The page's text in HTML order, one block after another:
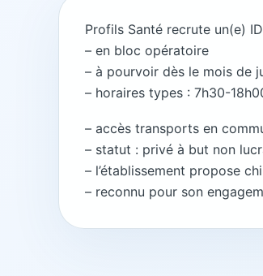
Profils Santé recrute un(e)
– en bloc opératoire
– à pourvoir dès le mois de
– horaires types : 7h30-
– accès transports en
– statut : privé à but non
– l’établissement propose
– reconnu pour son